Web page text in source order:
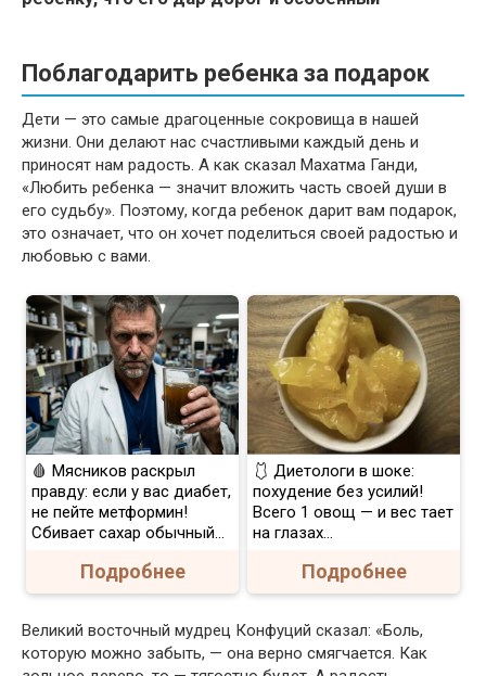
Поблагодарить ребенка за подарок
Дети — это самые драгоценные сокровища в нашей
жизни. Они делают нас счастливыми каждый день и
приносят нам радость. А как сказал Махатма Ганди,
«Любить ребенка — значит вложить часть своей души в
его судьбу». Поэтому, когда ребенок дарит вам подарок,
это означает, что он хочет поделиться своей радостью и
любовью с вами.
🩸 Мясников раскрыл
правду: если у вас диабет,
не пейте метформин!
Сбивает сахар обычный...
Подробнее
🩱 Диетологи в шоке:
похудение без усилий!
Всего 1 овощ — и вес тает
на глазах…
Подробнее
Великий восточный мудрец Конфуций сказал: «Боль,
которую можно забыть, — она верно смягчается. Как